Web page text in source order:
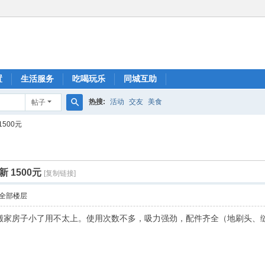
生活服务 吃喝玩乐 同城互助
帖子 热搜: 活动 交友 美食
元
1500元 [复制链接]
部楼层
房子小了用不太上。使用次数不多，吸力强劲，配件齐全（地刷头